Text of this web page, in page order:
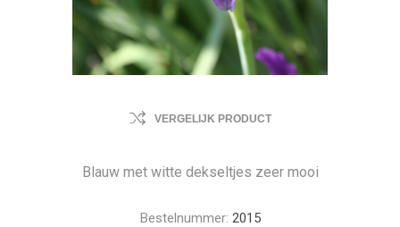
VERGELIJK PRODUCT
Blauw met witte dekseltjes zeer mooi
Bestelnummer: 2015